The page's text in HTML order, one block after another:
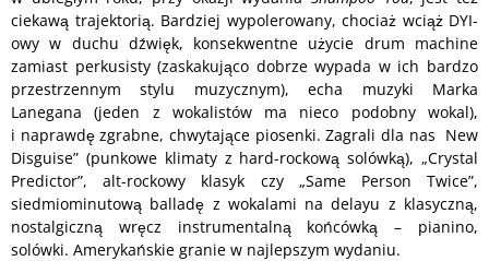
ciekawą trajektorią. Bardziej wypolerowany, chociaż wciąż DYI-
owy w duchu dźwięk, konsekwentne użycie drum machine
zamiast perkusisty (zaskakująco dobrze wypada w ich bardzo
przestrzennym stylu muzycznym), echa muzyki Marka
Lanegana (jeden z wokalistów ma nieco podobny wokal),
i naprawdę zgrabne, chwytające piosenki. Zagrali dla nas New
Disguise” (punkowe klimaty z hard-rockową solówką), „Crystal
Predictor”, alt-rockowy klasyk czy „Same Person Twice”,
siedmiominutową balladę z wokalami na delayu z klasyczną,
nostalgiczną wręcz instrumentalną końcówką – pianino,
solówki. Amerykańskie granie w najlepszym wydaniu.